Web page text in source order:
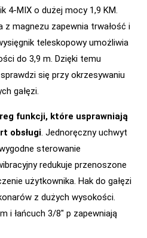
4-MIX o dużej mocy 1,9 KM.
z magnezu zapewnia trwałość i
teleskopowy umożliwia
do 3,9 m. Dzięki temu
się przy okrzesywaniu
gałęzi.
funkcji, które usprawniają
obsługi. Jednoręczny uchwyt
sterowanie
redukuje przenoszone
użytkownika. Hak do gałęzi
z dużych wysokości.
i łańcuch 3/8″ p zapewniają